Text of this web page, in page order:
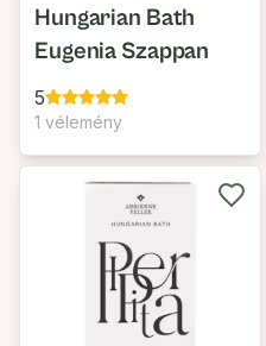
Hungarian Bath
Eugenia Szappan
5
1 vélemény